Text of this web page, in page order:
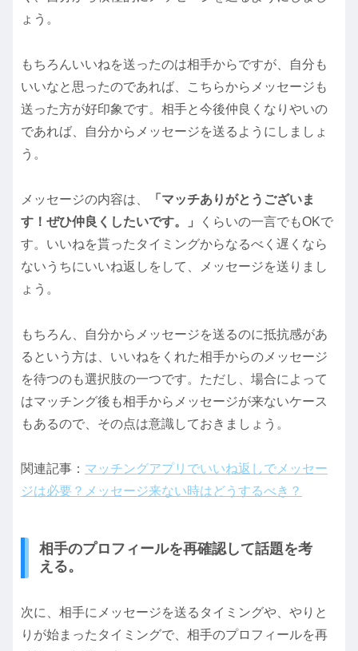
ょう。
もちろんいいねを送ったのは相手からですが、自分も
いいなと思ったのであれば、こちらからメッセージも
送った方が好印象です。相手と今後仲良くなりやいの
であれば、自分からメッセージを送るようにしましょ
う。
メッセージの内容は、
「マッチありがとうございま
す！ぜひ仲良くしたいです。」
くらいの一言でもOKで
す。いいねを貰ったタイミングからなるべく遅くなら
ないうちにいいね返しをして、メッセージを送りまし
ょう。
もちろん、自分からメッセージを送るのに抵抗感があ
るという方は、いいねをくれた相手からのメッセージ
を待つのも選択肢の一つです。ただし、場合によって
はマッチング後も相手からメッセージが来ないケース
もあるので、その点は意識しておきましょう。
関連記事： マッチングアプリでいいね返しでメッセー
ジは必要？メッセージ来ない時はどうするべき？
相手のプロフィールを再確認して話題を考
える。
次に、相手にメッセージを送るタイミングや、やりと
りが始まったタイミングで、相手のプロフィールを再